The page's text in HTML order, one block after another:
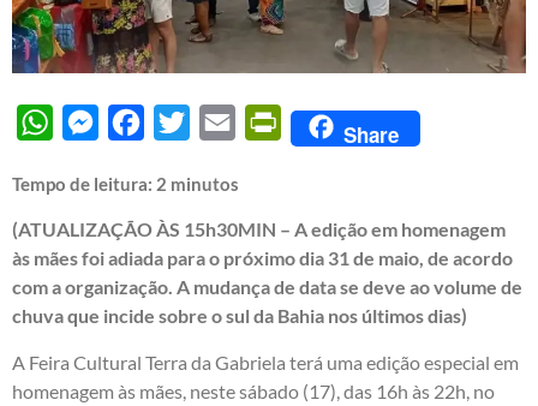
WhatsAppMessengerFacebook
Twitter Email PrintFriendly
Share
Tempo de leitura: 2 minutos
(ATUALIZAÇÃO ÀS 15h30MIN – A edição em homenagem
às mães foi adiada para o próximo dia 31 de maio, de acordo
com a organização. A mudança de data se deve ao volume de
chuva que incide sobre o sul da Bahia nos últimos dias)
A Feira Cultural Terra da Gabriela terá uma edição especial em
homenagem às mães, neste sábado (17), das 16h às 22h, no